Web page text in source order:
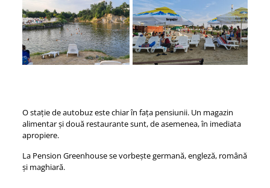
O stație de autobuz este chiar în fața pensiunii. Un magazin
alimentar și două restaurante sunt, de asemenea, în imediata
apropiere.
La Pension Greenhouse se vorbește germană, engleză, română
și maghiară.